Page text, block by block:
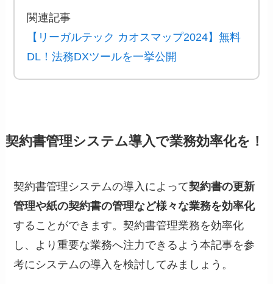
関連記事
【リーガルテック カオスマップ2024】無料
DL！法務DXツールを一挙公開
契約書管理システム導入で業務効率化を！
契約書管理システムの導入によって契約書の更新
管理や紙の契約書の管理など様々な業務を効率化
することができます。契約書管理業務を効率化
し、より重要な業務へ注力できるよう本記事を参
考にシステムの導入を検討してみましょう。